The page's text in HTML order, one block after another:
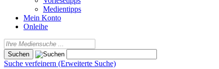
Medientipps
Mein Konto
Onleihe
Suche verfeinern (Erweiterte Suche)